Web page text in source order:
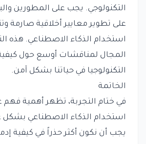
التكنولوجي. يجب على المطورين
على تطوير معايير أخلاقية صارمة
استخدام الذكاء الاصطناعي. هذه
المجال لمناقشات أوسع حول
التكنولوجيا في حياتنا بشكل آمن.
الخاتمة
في ختام التجربة، تظهر أهمية فهم
استخدام الذكاء الاصطناعي بشكل
يجب أن نكون أكثر حذراً في كيفية